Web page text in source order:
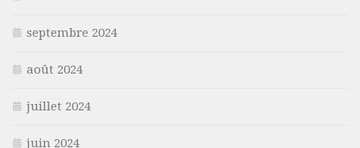
septembre 2024
août 2024
juillet 2024
juin 2024